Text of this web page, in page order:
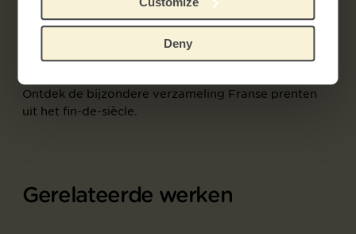
Deny
Franse prentkunst 1850-1905
Ontdek de bijzondere verzameling Franse prenten
uit het fin-de-siècle.
Gerelateerde werken